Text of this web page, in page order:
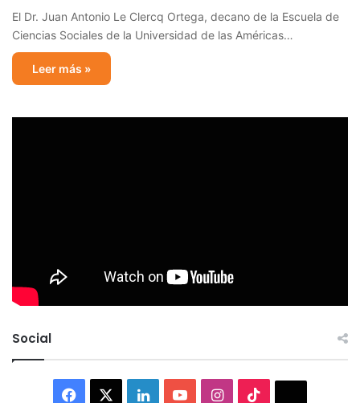
El Dr. Juan Antonio Le Clercq Ortega, decano de la Escuela de
Ciencias Sociales de la Universidad de las Américas…
Leer más »
Social
Facebook LinkedInYouTubeInstagram